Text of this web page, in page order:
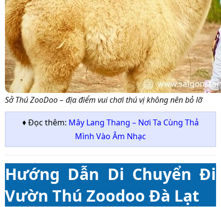
Sở Thú ZooDoo – địa điểm vui chơi thú vị không nên bỏ lỡ
♦ Đọc thêm: Mây Lang Thang – Nơi Ta Cùng Thả
Mình Vào Âm Nhạc
Hướng Dẫn Di Chuyển Đi
Vườn Thú Zoodoo Đà Lạt